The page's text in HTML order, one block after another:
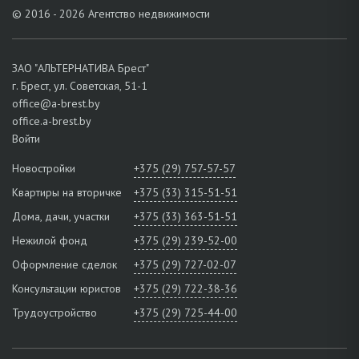
© 2016 - 2026 Агентство недвижимости
ЗАО "АЛЬТЕРНАТИВА Брест"
г. Брест, ул. Советская, 51-1
office@a-brest.by
office.a-brest.by
Войти
Новостройки
+375 (29) 757-57-57
Квартиры на вторичке
+375 (33) 315-51-51
Дома, дачи, участки
+375 (33) 363-51-51
Нежилой фонд
+375 (29) 239-52-00
Оформление сделок
+375 (29) 727-02-07
Консультации юристов
+375 (29) 722-38-36
Трудоустройство
+375 (29) 725-44-00